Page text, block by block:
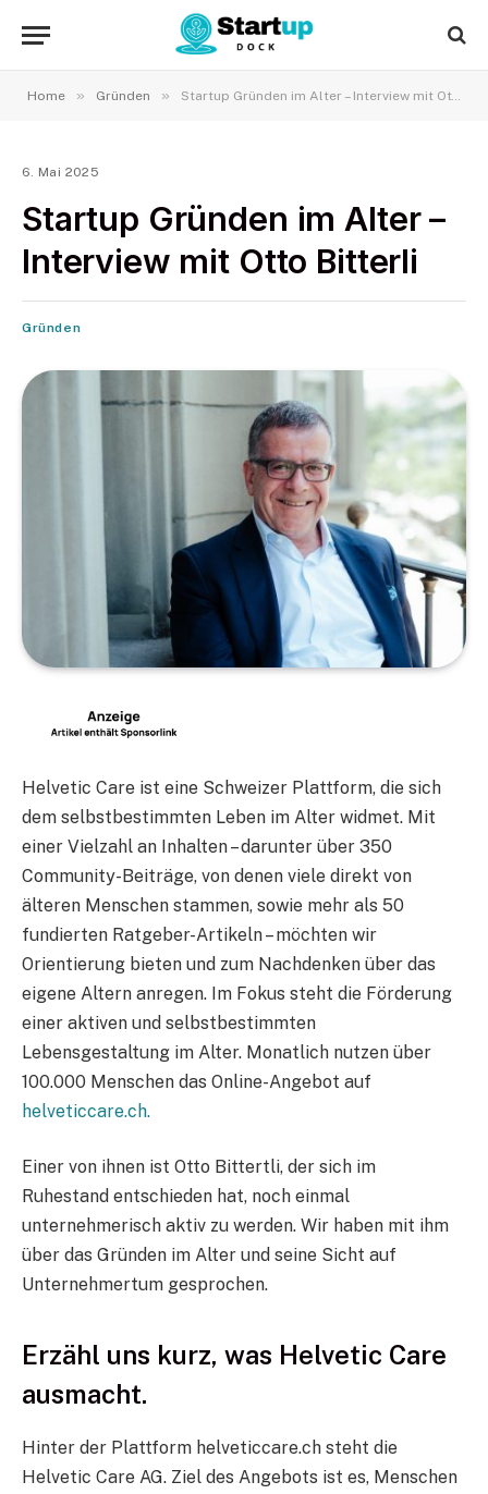
Home » Gründen » Startup Gründen im Alter – Interview mit Otto Bitterli
6. Mai 2025
Startup Gründen im Alter –
Interview mit Otto Bitterli
Gründen
Helvetic Care ist eine Schweizer Plattform, die sich
dem selbstbestimmten Leben im Alter widmet. Mit
einer Vielzahl an Inhalten – darunter über 350
Community-Beiträge, von denen viele direkt von
älteren Menschen stammen, sowie mehr als 50
fundierten Ratgeber-Artikeln – möchten wir
Orientierung bieten und zum Nachdenken über das
eigene Altern anregen. Im Fokus steht die Förderung
einer aktiven und selbstbestimmten
Lebensgestaltung im Alter. Monatlich nutzen über
100.000 Menschen das Online-Angebot auf
helveticcare.ch.
Einer von ihnen ist Otto Bittertli, der sich im
Ruhestand entschieden hat, noch einmal
unternehmerisch aktiv zu werden. Wir haben mit ihm
über das Gründen im Alter und seine Sicht auf
Unternehmertum gesprochen.
Erzähl uns kurz, was Helvetic Care
ausmacht.
Hinter der Plattform helveticcare.ch steht die
Helvetic Care AG. Ziel des Angebots ist es, Menschen